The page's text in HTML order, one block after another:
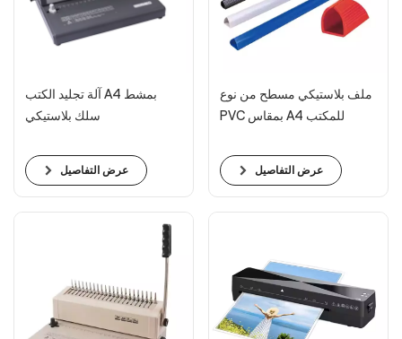
آلة تجليد الكتب A4 بمشط
سلك بلاستيكي
عرض التفاصيل
ملف بلاستيكي مسطح من نوع
PVC بمقاس A4 للمكتب
عرض التفاصيل